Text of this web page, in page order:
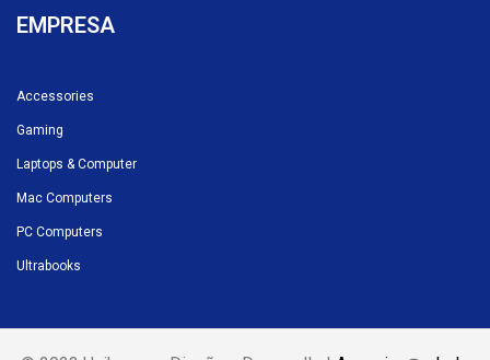
EMPRESA
Accessories
Gaming
Laptops & Computer
Mac Computers
PC Computers
Ultrabooks